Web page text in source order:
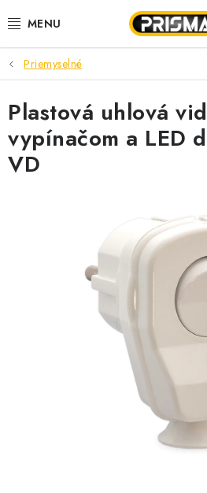
na
AKCIE
LED PÁSY
MODULÁRNE PRÍSTROJE
SVORKY, ROZBOČOVAČE A
BATÉRIE A NABÍJAČKY
ELEKTRICKÉ VYKUROVANIE A
NÁRADIE A KOTVIACI MATERIÁL
Priemyselné
Plastová uhlová
vypínačom a LED
VD